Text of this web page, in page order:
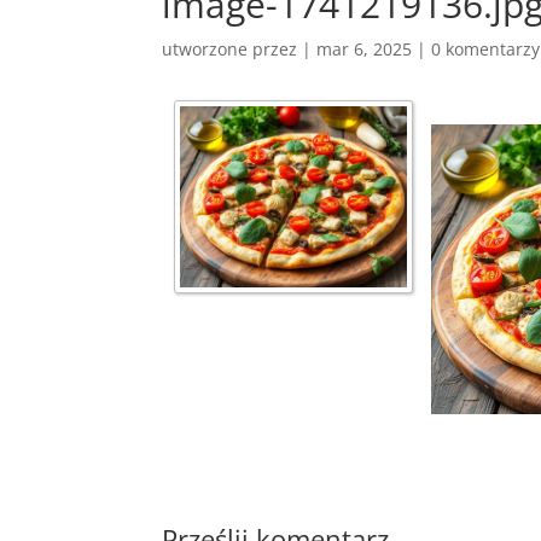
utworzone przez | mar 6, 2025 |0 komentarzy